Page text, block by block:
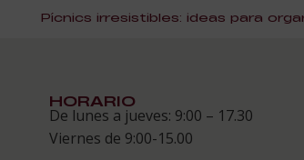
HORARIO
De lunes a jueves: 9:00 – 17.30
Viernes de 9:00-15.00